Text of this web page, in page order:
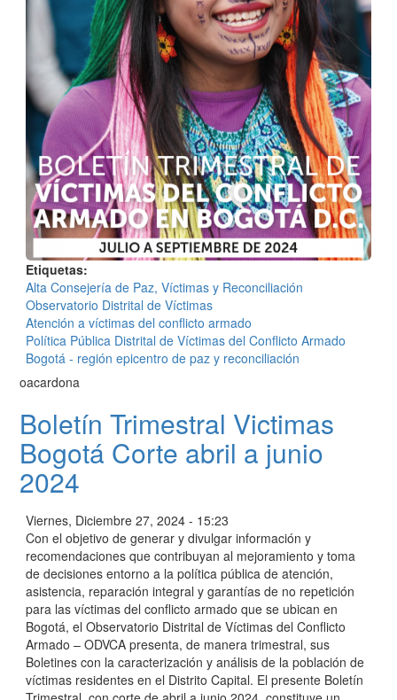
Etiquetas
Alta Consejería de Paz, Víctimas y Reconciliación
Observatorio Distrital de Víctimas
Atención a víctimas del conflicto armado
Política Pública Distrital de Víctimas del Conflicto Armado
Bogotá - región epicentro de paz y reconciliación
oacardona
Boletín Trimestral Victimas
Bogotá Corte abril a junio
2024
Viernes, Diciembre 27, 2024 - 15:23
Con el objetivo de generar y divulgar información y
recomendaciones que contribuyan al mejoramiento y toma
de decisiones entorno a la política pública de atención,
asistencia, reparación integral y garantías de no repetición
para las víctimas del conflicto armado que se ubican en
Bogotá, el Observatorio Distrital de Víctimas del Conflicto
Armado – ODVCA presenta, de manera trimestral, sus
Boletines con la caracterización y análisis de la población de
víctimas residentes en el Distrito Capital. El presente Boletín